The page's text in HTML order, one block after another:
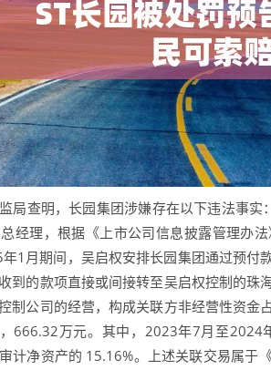
查明，长园集团涉嫌存在以下违法事实
经理，根据《上市公司信息披露管理办
1月期间，吴启权安排长园集团通过预付
到的款项直接或间接转至吴启权控制的
制公司的经营，构成关联方非经营性资金
666.32万元。其中，2023年7月至
计净资产的 15.16%。上述关联交易属于